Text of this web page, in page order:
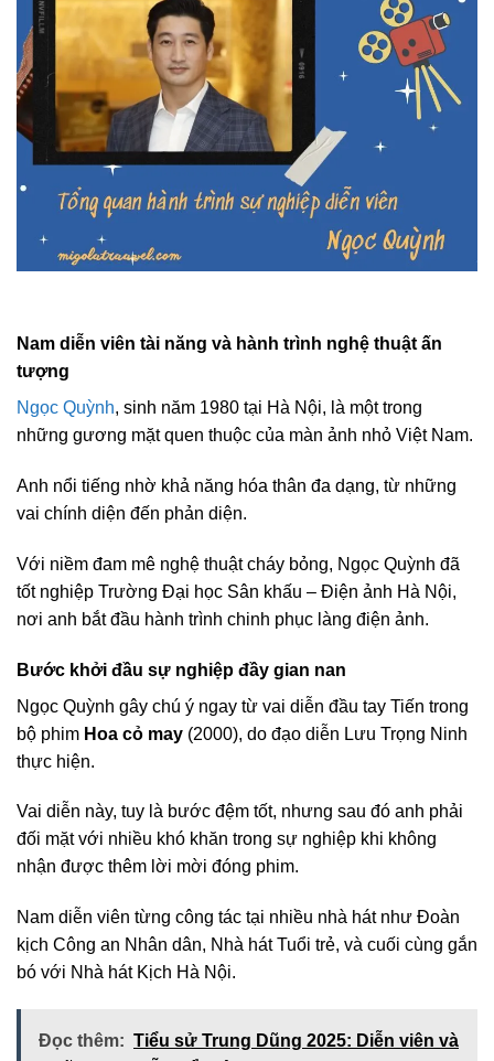
Nam diễn viên tài năng và hành trình nghệ thuật ấn
tượng
Ngọc Quỳnh, sinh năm 1980 tại Hà Nội, là một trong
những gương mặt quen thuộc của màn ảnh nhỏ Việt Nam.
Anh nổi tiếng nhờ khả năng hóa thân đa dạng, từ những
vai chính diện đến phản diện.
Với niềm đam mê nghệ thuật cháy bỏng, Ngọc Quỳnh đã
tốt nghiệp Trường Đại học Sân khấu – Điện ảnh Hà Nội,
nơi anh bắt đầu hành trình chinh phục làng điện ảnh.
Bước khởi đầu sự nghiệp đầy gian nan
Ngọc Quỳnh gây chú ý ngay từ vai diễn đầu tay Tiến trong
bộ phim Hoa cỏ may (2000), do đạo diễn Lưu Trọng Ninh
thực hiện.
Vai diễn này, tuy là bước đệm tốt, nhưng sau đó anh phải
đối mặt với nhiều khó khăn trong sự nghiệp khi không
nhận được thêm lời mời đóng phim.
Nam diễn viên từng công tác tại nhiều nhà hát như Đoàn
kịch Công an Nhân dân, Nhà hát Tuổi trẻ, và cuối cùng gắn
bó với Nhà hát Kịch Hà Nội.
Đọc thêm: Tiểu sử Trung Dũng 2025: Diễn viên và